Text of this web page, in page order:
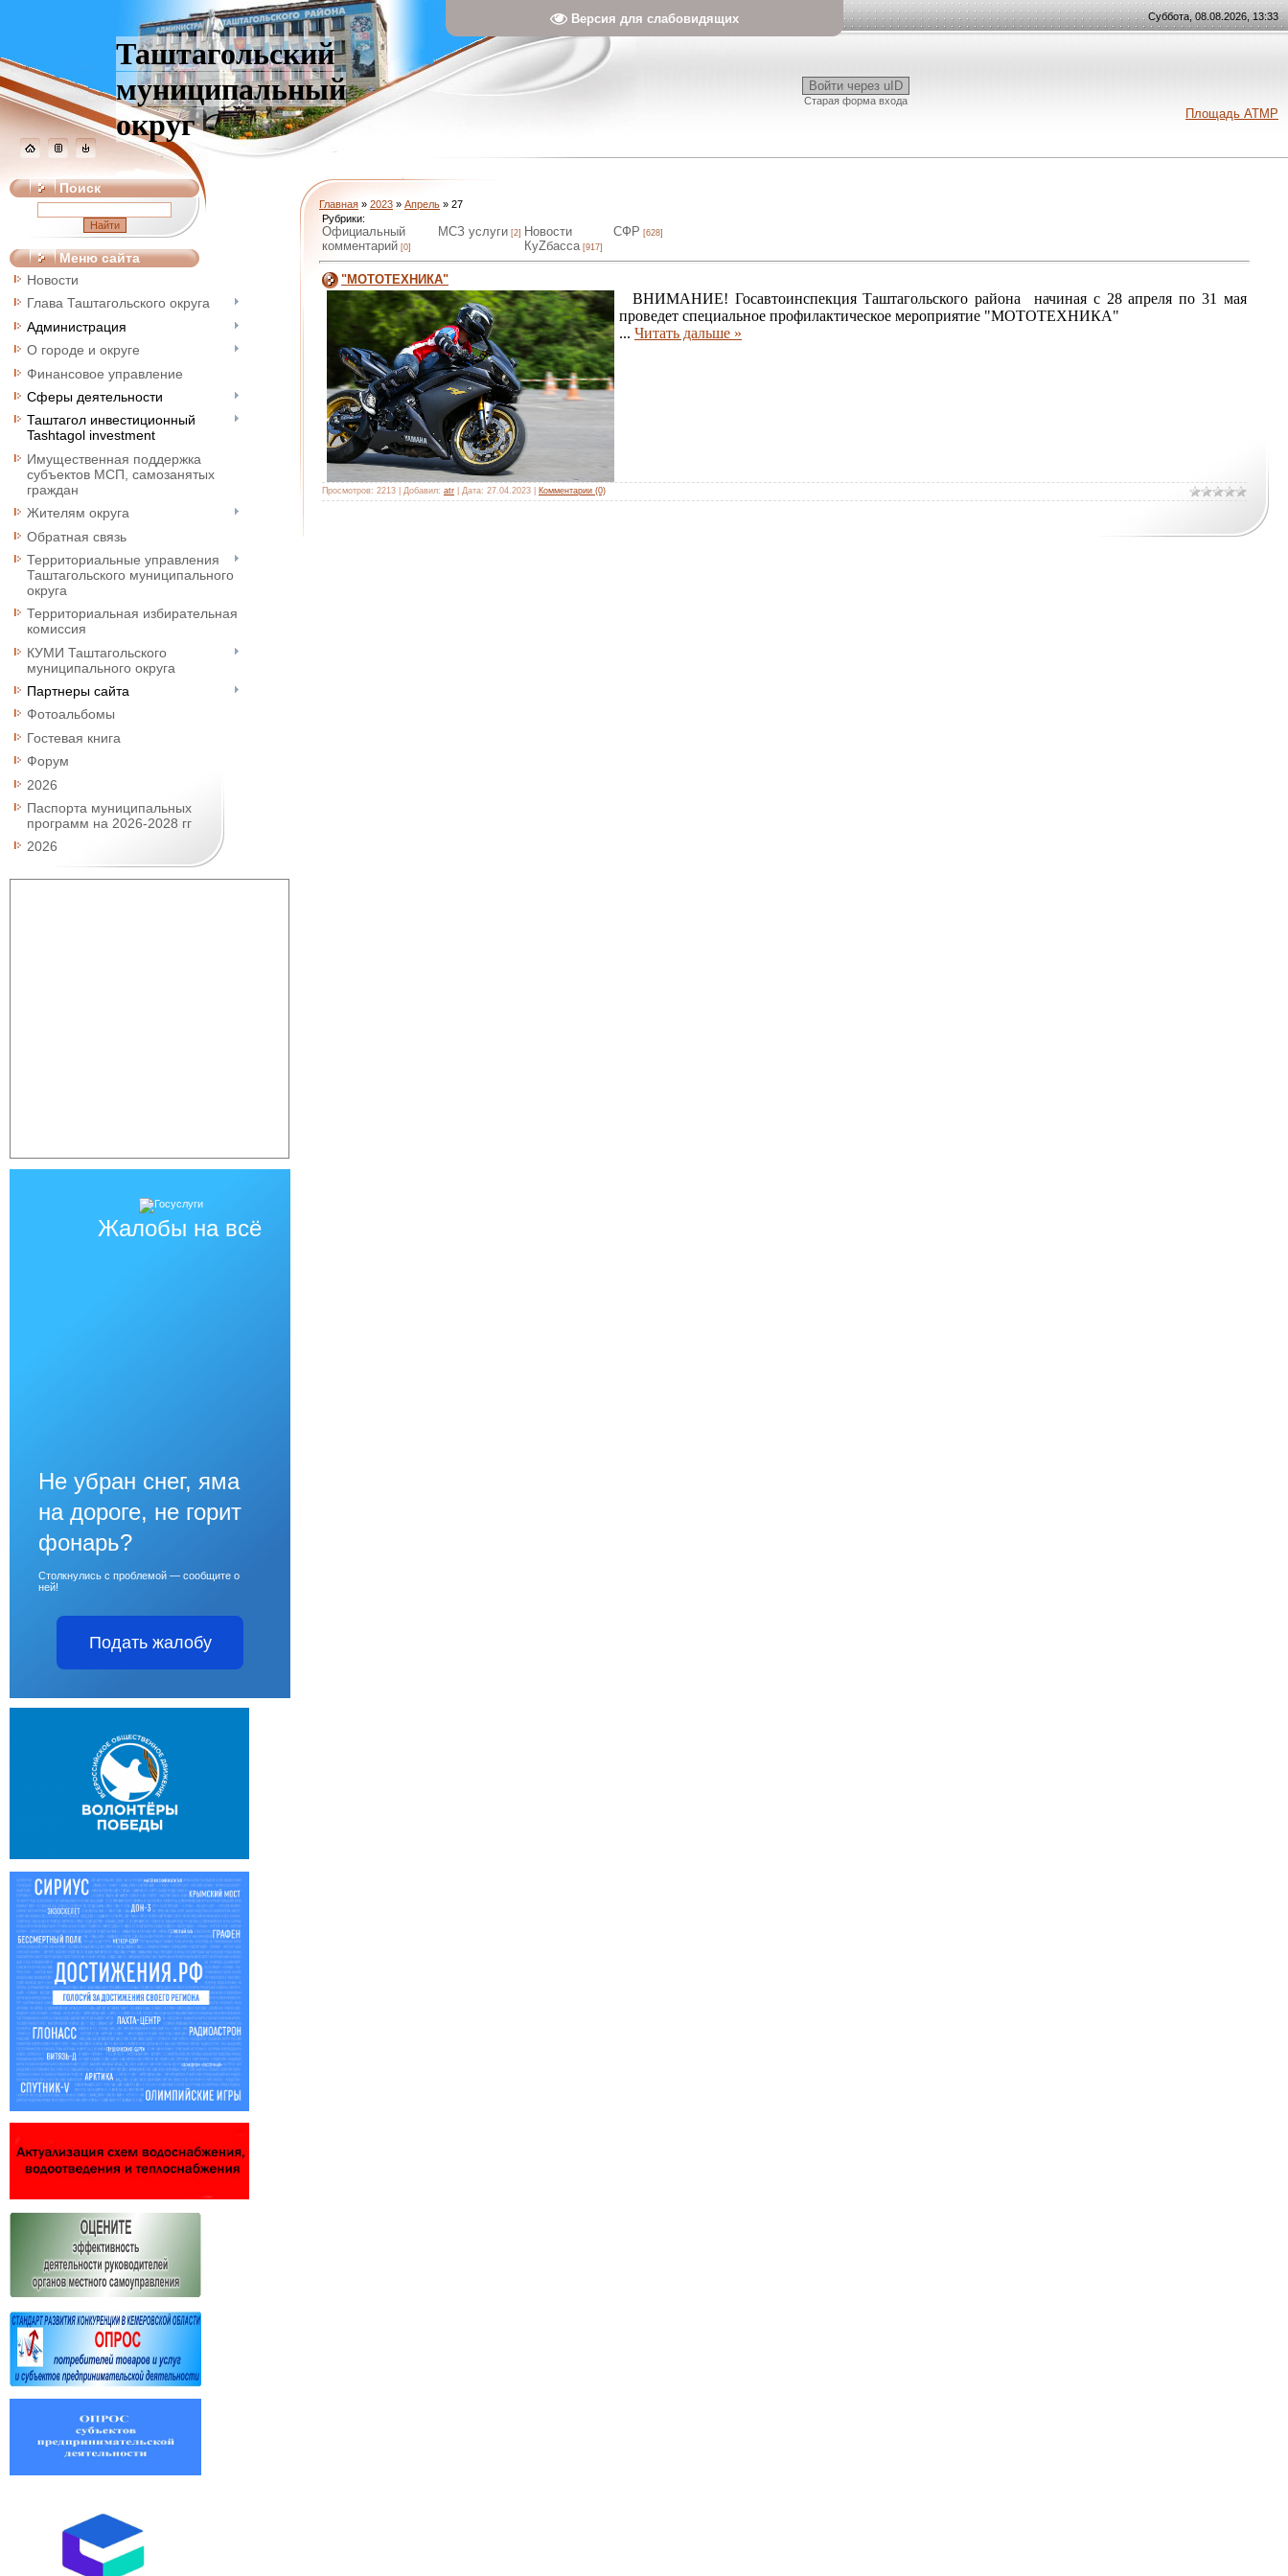
Версия для слабовидящих
Таштагольский
муниципальный
округ
Суббота, 08.08.2026, 13:33
Войти через uID
Старая форма входа
Площадь АТМР
Поиск
Меню сайта
Новости
Глава Таштагольского округа
Администрация
О городе и округе
Финансовое управление
Сферы деятельности
Таштагол инвестиционный
Tashtagol investment
Имущественная поддержка
субъектов МСП, самозанятых
граждан
Жителям округа
Обратная связь
Территориальные управления
Таштагольского муниципального
округа
Территориальная избирательная
комиссия
КУМИ Таштагольского
муниципального округа
Партнеры сайта
Фотоальбомы
Гостевая книга
Форум
2026
Паспорта муниципальных
программ на 2026-2028 гг
2026
Жалобы на всё
Не убран снег, яма
на дороге, не горит
фонарь?
Столкнулись с проблемой — сообщите о
ней!
Подать жалобу
Главная » 2023 » Апрель » 27
Рубрики:
Официальный
комментарий [0]
МСЗ услуги [2]
Новости
КуZбасса [917]
СФР [628]
"МОТОТЕХНИКА"
ВНИМАНИЕ! Госавтоинспекция Таштагольского района начиная с 28 апреля по 31 мая
проведет специальное профилактическое мероприятие "МОТОТЕХНИКА"
... Читать дальше »
Просмотров: 2213 Добавил: atr Дата: 27.04.2023 Комментарии (0)